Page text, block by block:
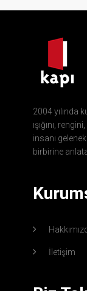
2004 yılında
ışığını,
insanı
birbirine
İletişim